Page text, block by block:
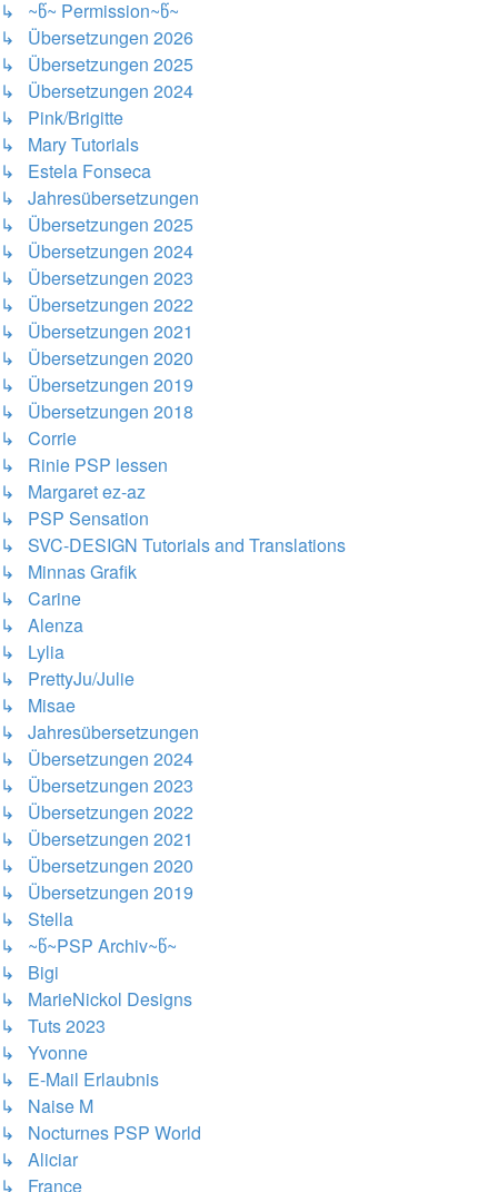
↳ ~წ~ Permission~წ~
↳ Übersetzungen 2026
↳ Übersetzungen 2025
↳ Übersetzungen 2024
↳ Pink/Brigitte
↳ Mary Tutorials
↳ Estela Fonseca
↳ Jahresübersetzungen
↳ Übersetzungen 2025
↳ Übersetzungen 2024
↳ Übersetzungen 2023
↳ Übersetzungen 2022
↳ Übersetzungen 2021
↳ Übersetzungen 2020
↳ Übersetzungen 2019
↳ Übersetzungen 2018
↳ Corrie
↳ Rinie PSP lessen
↳ Margaret ez-az
↳ PSP Sensation
↳ SVC-DESIGN Tutorials and Translations
↳ Minnas Grafik
↳ Carine
↳ Alenza
↳ Lylia
↳ PrettyJu/Julie
↳ Misae
↳ Jahresübersetzungen
↳ Übersetzungen 2024
↳ Übersetzungen 2023
↳ Übersetzungen 2022
↳ Übersetzungen 2021
↳ Übersetzungen 2020
↳ Übersetzungen 2019
↳ Stella
↳ ~წ~PSP Archiv~წ~
↳ Bigi
↳ MarieNickol Designs
↳ Tuts 2023
↳ Yvonne
↳ E-Mail Erlaubnis
↳ Naise M
↳ Nocturnes PSP World
↳ Aliciar
↳ France